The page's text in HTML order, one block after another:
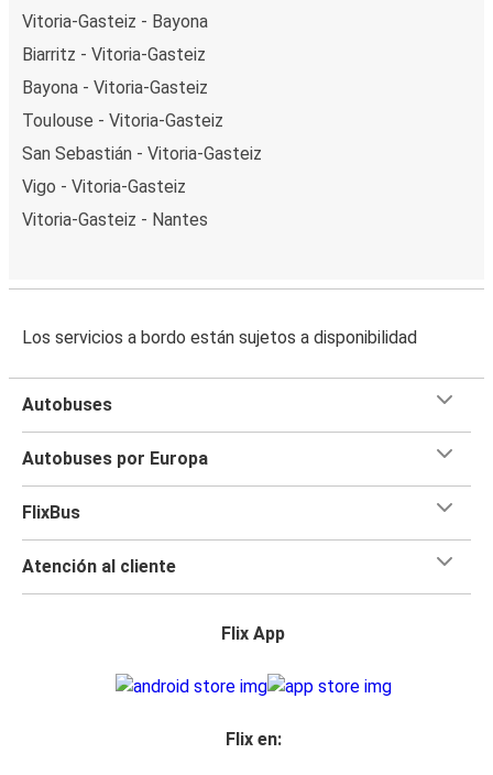
Vitoria-Gasteiz - Bayona
Biarritz - Vitoria-Gasteiz
Bayona - Vitoria-Gasteiz
Toulouse - Vitoria-Gasteiz
San Sebastián - Vitoria-Gasteiz
Vigo - Vitoria-Gasteiz
Vitoria-Gasteiz - Nantes
Los servicios a bordo están sujetos a disponibilidad
Autobuses
Autobuses por Europa
FlixBus
Atención al cliente
Flix App
Flix en: